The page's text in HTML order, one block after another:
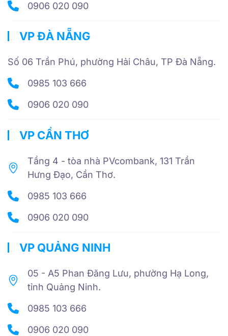
0906 020 090
VP ĐÀ NẴNG
Số 06 Trần Phú, phường Hải Châu, TP Đà Nẵng.
0985 103 666
0906 020 090
VP CẦN THƠ
Tầng 4 - tòa nhà PVcombank, 131 Trần
Hưng Đạo, Cần Thơ.
0985 103 666
0906 020 090
VP QUẢNG NINH
05 - A5 Phan Đăng Lưu, phường Hạ Long,
tỉnh Quảng Ninh.
0985 103 666
0906 020 090